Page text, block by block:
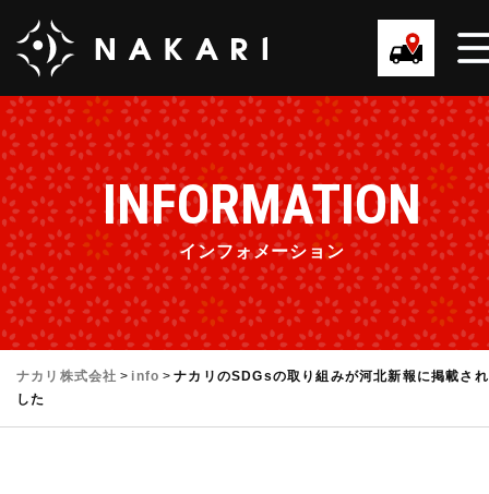
INFORMATION
インフォメーション
ナカリ株式会社 > info >ナカリのSDGsの取り組みが河北新報に掲載さ
した